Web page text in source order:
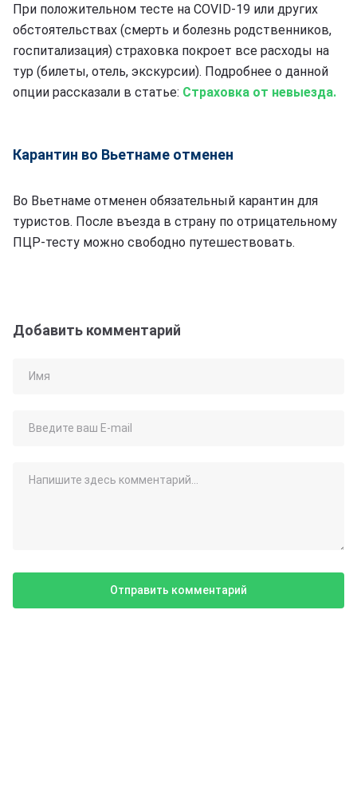
При положительном тесте на COVID-19 или других
обстоятельствах (смерть и болезнь родственников,
госпитализация) страховка покроет все расходы на
тур (билеты, отель, экскурсии). Подробнее о данной
опции рассказали в статье: Страховка от невыезда.
Карантин во Вьетнаме отменен
Во Вьетнаме отменен обязательный карантин для
туристов. После въезда в страну по отрицательному
ПЦР-тесту можно свободно путешествовать.
Добавить комментарий